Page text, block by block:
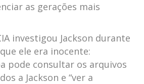
as gerações mais
investigou Jackson durante
ele era inocente:
pode consultar os arquivos
a Jackson e “ver a